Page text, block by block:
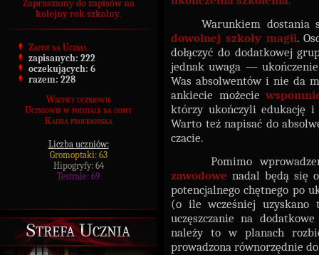
Zapraszamy do zapisów na
kolejny rok szkolny.
Zapisy na Ucznia
zapisanych: 222
oczekujących: 6
razem: 228
Wszyscy uczniowie
Uczniowie w podziale na domy
Kadra profesorska
Liczba uczniów:
Gromoptaki: 63
Hipogryfy: 64
Testrale: 69
Strefa Ucznia
Warunkiem dostania
dowolnej szkoły magii.
dołączyć do dodatkowej
jednak uwaga —
Was absolwentów i nie da
ankiecie możecie
którzy ukończyli edukację
Warto też napisać do
czacie.
Pomimo
zawodowe nadal będą się
potencjalnego chętnego po
(o ile wcześniej uzyskano
uczęszczanie na
należy to w planach
prowadzona równorzędnie